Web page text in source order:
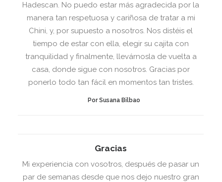
Hadescan. No puedo estar más agradecida por la
manera tan respetuosa y cariñosa de tratar a mi
Chini, y, por supuesto a nosotros. Nos distéis el
tiempo de estar con ella, elegir su cajita con
tranquilidad y finalmente, llevárnosla de vuelta a
casa, donde sigue con nosotros. Gracias por
ponerlo todo tan fácil en momentos tan tristes.
Por Susana Bilbao
Gracias
Mi experiencia con vosotros, después de pasar un
par de semanas desde que nos dejo nuestro gran